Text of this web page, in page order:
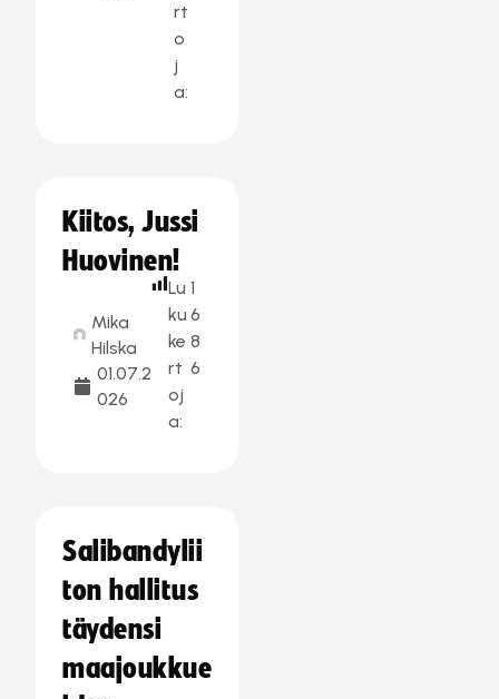
rt
o
j
a:
Kiitos, Jussi
Huovinen!
Mika
Hilska
01.07.2
026
Lu
ku
ke
rt
oj
a:
1
6
8
6
Salibandylii
ton hallitus
täydensi
maajoukkue